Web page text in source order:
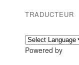
TRADUCTEUR
Powered by